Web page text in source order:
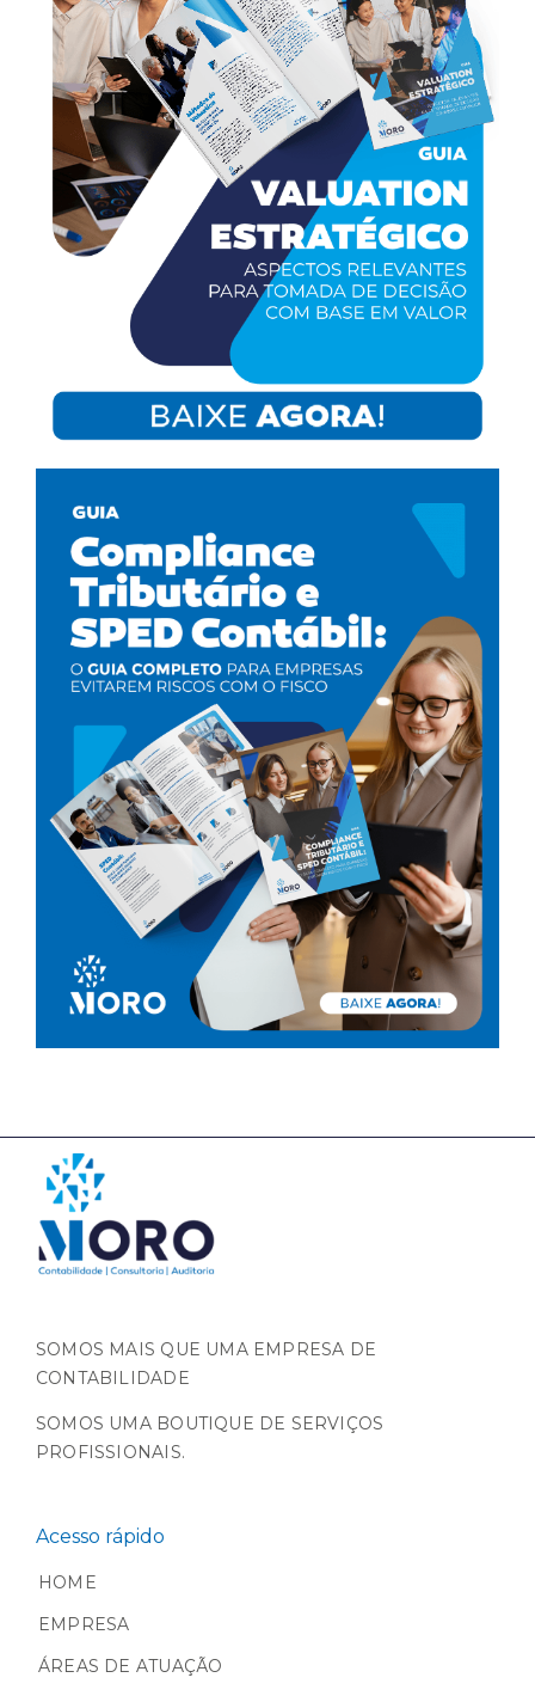
SOMOS MAIS QUE UMA EMPRESA DE
CONTABILIDADE
SOMOS UMA BOUTIQUE DE SERVIÇOS
PROFISSIONAIS.
Acesso rápido
HOME
EMPRESA
ÁREAS DE ATUAÇÃO